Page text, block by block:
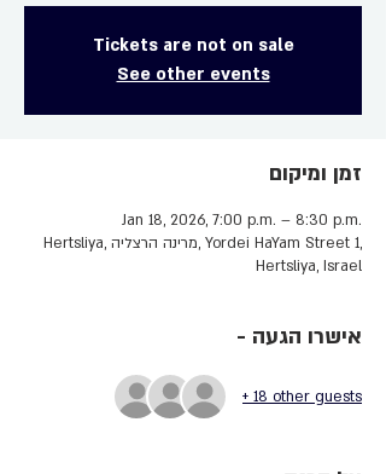
Tickets are not on sale
See other events
זמן ומיקום
Jan 18, 2026, 7:00 p.m. – 8:30 p.m.
Hertsliya, מרינה הרצליה, Yordei HaYam Street 1,
Hertsliya, Israel
- אישרו הגעה
+ 18 other guests